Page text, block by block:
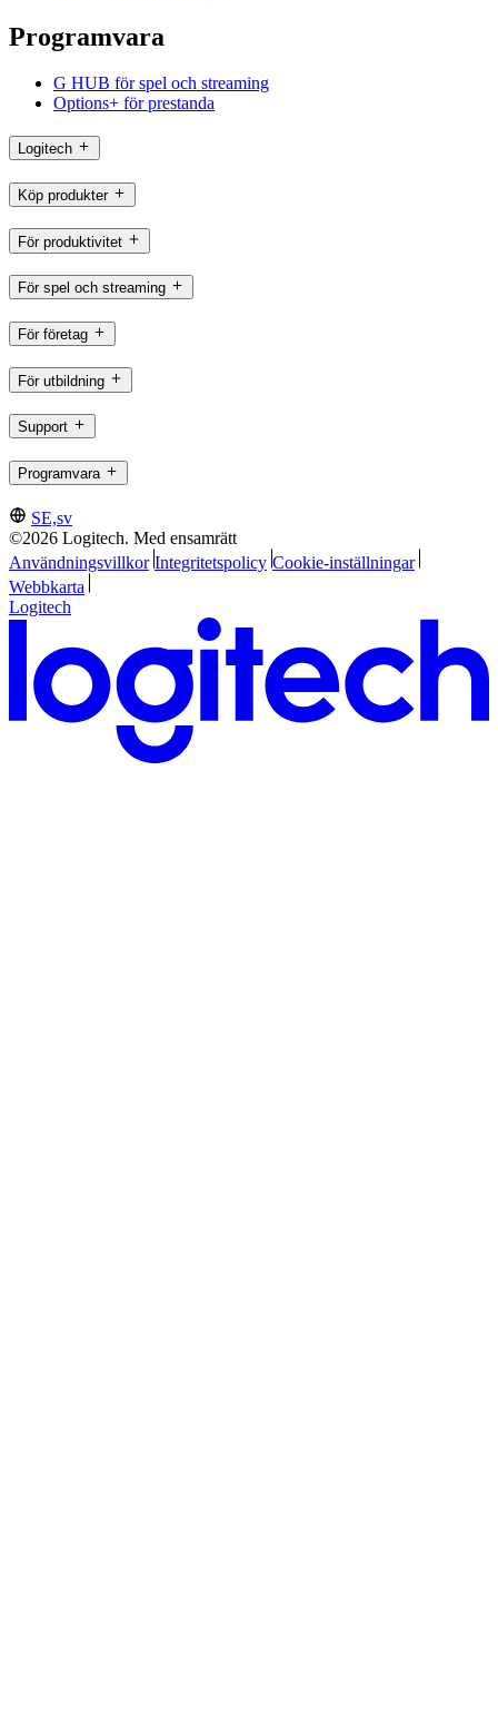
Programvara
G HUB för spel och streaming
Options+ för prestanda
Logitech
Köp produkter
För produktivitet
För spel och streaming
För företag
För utbildning
Support
Programvara
SE,sv
©2026 Logitech. Med ensamrätt
Användningsvillkor Integritetspolicy Cookie-inställningar
Webbkarta
Logitech